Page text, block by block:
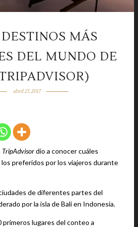
MÁS
DEL MUNDO DE
abril 27, 2017
TripAdvisordio a conocer cuáles
preferidos por los viajeros durante
de diferentes partes del
por la isla de Bali en Indonesia.
primeros lugares del conteo a